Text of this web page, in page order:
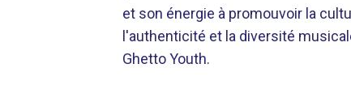
et son énergie à promouvoir la
l'authenticité et la diversité
Ghetto Youth.